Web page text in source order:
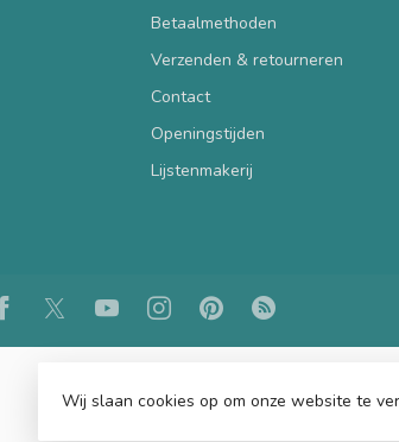
Betaalmethoden
Verzenden & retourneren
Contact
Openingstijden
Lijstenmakerij
© Copyright 2026 KKEC
Wij slaan cookies op om onze website te